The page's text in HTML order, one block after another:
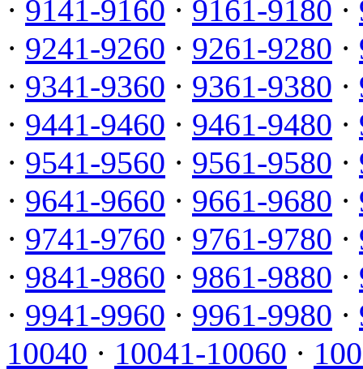
· 9141-9160 · 9161-9180 ·
· 9241-9260 · 9261-9280 ·
· 9341-9360 · 9361-9380 ·
· 9441-9460 · 9461-9480 ·
· 9541-9560 · 9561-9580 ·
· 9641-9660 · 9661-9680 ·
· 9741-9760 · 9761-9780 ·
· 9841-9860 · 9861-9880 ·
· 9941-9960 · 9961-9980 ·
10040 · 10041-10060 ·